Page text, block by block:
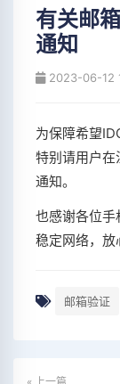
有关邮
通知
2023-06-12
为保障希望
特别请用户在
通知。
也感谢各位
稳定网络，放
邮箱验证